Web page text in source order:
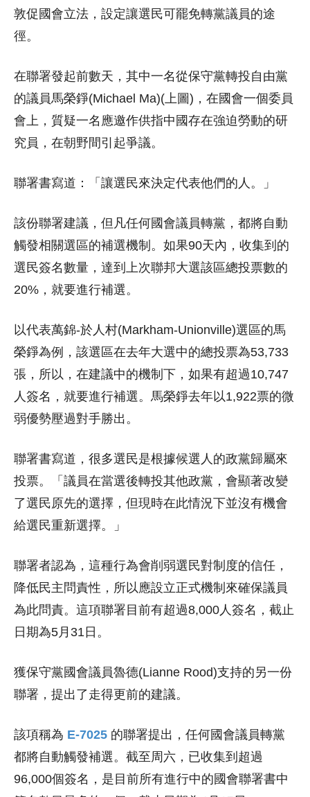
敦促國會立法，設定讓選民可罷免轉黨議員的途
徑。
在聯署發起前數天，其中一名從保守黨轉投自由黨
的議員馬榮錚(Michael Ma)(上圖)，在國會一個委員
會上，質疑一名應邀作供指中國存在強迫勞動的研
究員，在朝野間引起爭議。
聯署書寫道：「讓選民來決定代表他們的人。」
該份聯署建議，但凡任何國會議員轉黨，都將自動
觸發相關選區的補選機制。如果90天內，收集到的
選民簽名數量，達到上次聯邦大選該區總投票數的
20%，就要進行補選。
以代表萬錦-於人村(Markham-Unionville)選區的馬
榮錚為例，該選區在去年大選中的總投票為53,733
張，所以，在建議中的機制下，如果有超過10,747
人簽名，就要進行補選。馬榮錚去年以1,922票的微
弱優勢壓過對手勝出。
聯署書寫道，很多選民是根據候選人的政黨歸屬來
投票。「議員在當選後轉投其他政黨，會顯著改變
了選民原先的選擇，但現時在此情況下並沒有機會
給選民重新選擇。」
聯署者認為，這種行為會削弱選民對制度的信任，
降低民主問責性，所以應設立正式機制來確保議員
為此問責。這項聯署目前有超過8,000人簽名，截止
日期為5月31日。
獲保守黨國會議員魯德(Lianne Rood)支持的另一份
聯署，提出了走得更前的建議。
該項稱為 E-7025 的聯署提出，任何國會議員轉黨
都將自動觸發補選。截至周六，已收集到超過
96,000個簽名，是目前所有進行中的國會聯署書中